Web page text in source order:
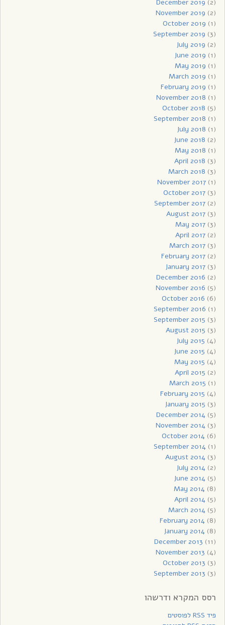
December 2019 (2)
November 2019 (2)
October 2019 (1)
September 2019 (3)
July 2019 (2)
June 2019 (1)
May 2019 (1)
March 2019 (1)
February 2019 (1)
November 2018 (1)
October 2018 (5)
September 2018 (1)
July 2018 (1)
June 2018 (2)
May 2018 (1)
April 2018 (3)
March 2018 (3)
November 2017(1)
October 2017(3)
September 2017(2)
August 2017(3)
May 2017(3)
April 2017(2)
March 2017(3)
February 2017(2)
January 2017(3)
December 2016 (2)
November 2016 (5)
October 2016 (6)
September 2016 (1)
September 2015 (3)
August 2015 (3)
July 2015 (4)
June 2015 (4)
May 2015 (4)
April 2015 (2)
March 2015 (1)
February 2015 (4)
January 2015 (3)
December 2014(5)
November 2014(3)
October 2014(6)
September 2014(1)
August 2014(3)
July 2014(2)
June 2014(5)
May 2014(8)
April 2014(5)
March 2014(5)
February 2014(8)
January 2014(8)
December 2013 (11)
November 2013 (4)
October 2013 (3)
September 2013 (3)
רסס המקרא ודרשהו
פיד RSS לפוסטים